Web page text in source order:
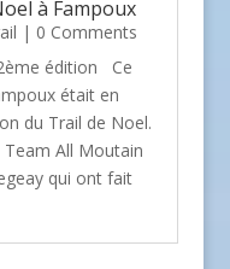
à Fampoux
| 0 Comments
édition Ce
était en
du Trail de Noel.
All Moutain
qui ont fait